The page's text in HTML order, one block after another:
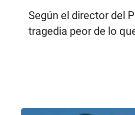
Según el director del
tragedia peor de lo